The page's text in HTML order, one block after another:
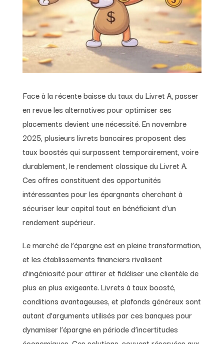
Face à la récente baisse du taux du Livret A, passer
en revue les alternatives pour optimiser ses
placements devient une nécessité. En novembre
2025, plusieurs livrets bancaires proposent des
taux boostés qui surpassent temporairement, voire
durablement, le rendement classique du Livret A.
Ces offres constituent des opportunités
intéressantes pour les épargnants cherchant à
sécuriser leur capital tout en bénéficiant d’un
rendement supérieur.
Le marché de l’épargne est en pleine transformation,
et les établissements financiers rivalisent
d’ingéniosité pour attirer et fidéliser une clientèle de
plus en plus exigeante. Livrets à taux boosté,
conditions avantageuses, et plafonds généreux sont
autant d’arguments utilisés par ces banques pour
dynamiser l’épargne en période d’incertitudes